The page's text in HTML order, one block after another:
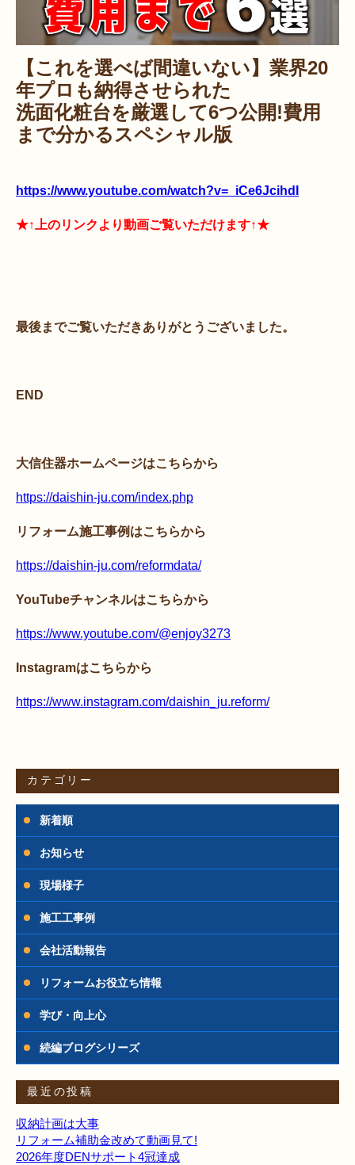
【これを選べば間違いない】業界20
年プロも納得させられた
洗面化粧台を厳選して6つ公開!費用
まで分かるスペシャル版
https://www.youtube.com/watch?v=_iCe6JcihdI
★↑上のリンクより動画ご覧いただけます↑★
最後までご覧いただきありがとうございました。
END
大信住器ホームページはこちらから
https://daishin-ju.com/index.php
リフォーム施工事例はこちらから
https://daishin-ju.com/reformdata/
YouTubeチャンネルはこちらから
https://www.youtube.com/@enjoy3273
Instagramはこちらから
https://www.instagram.com/daishin_ju.reform/
カテゴリー
新着順
お知らせ
現場様子
施工工事例
会社活動報告
リフォームお役立ち情報
学び・向上心
続編ブログシリーズ
最近の投稿
収納計画は大事
リフォーム補助金改めて動画見て!
2026年度DENサポート4冠達成